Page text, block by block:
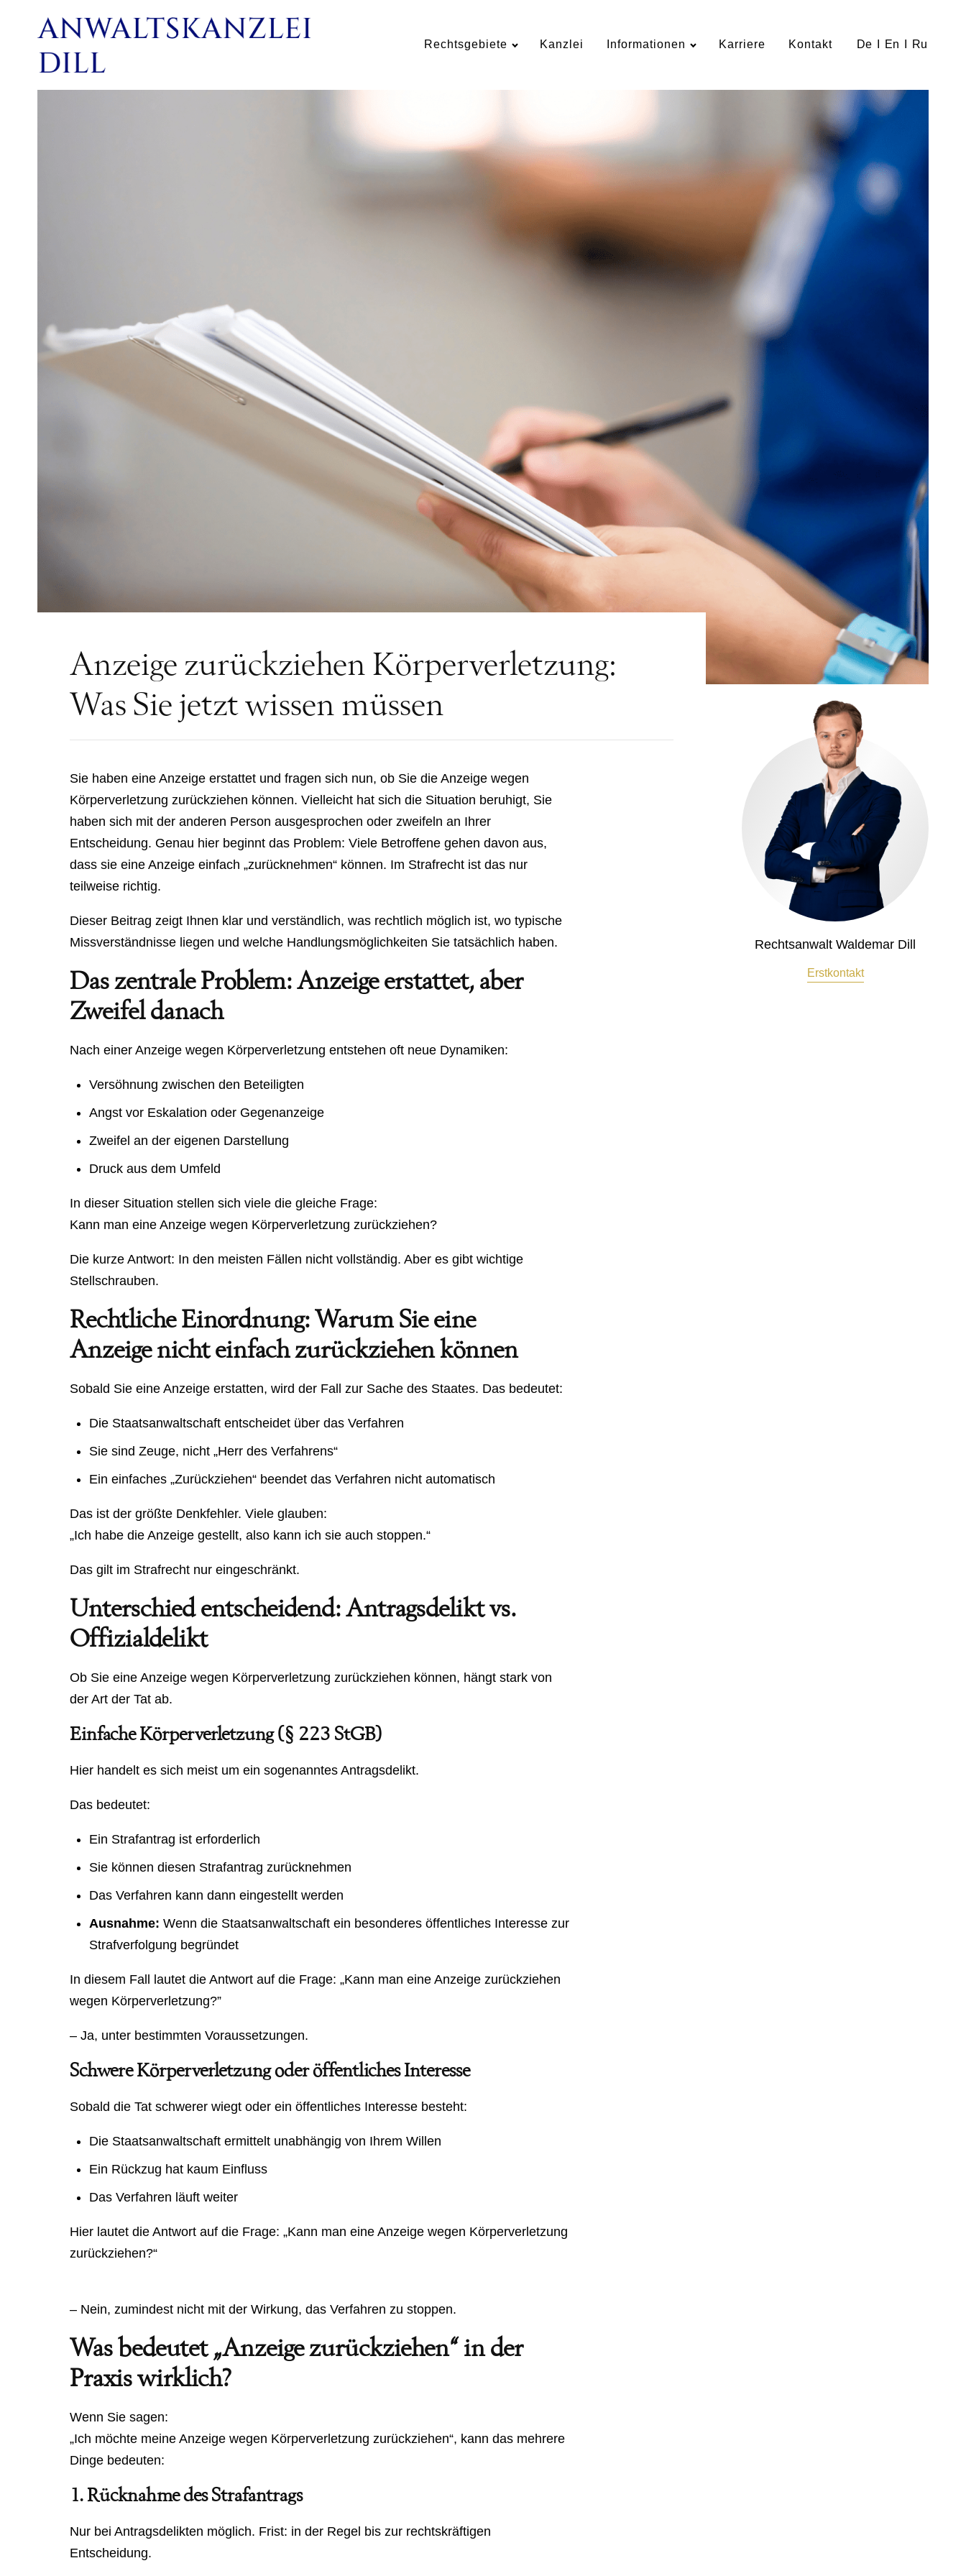
Rechtsgebiete Kanzlei Informationen Karriere Kontakt De En Ru
Anzeige zurückziehen Körperverletzung:
Was Sie jetzt wissen müssen
Sie haben eine Anzeige erstattet und fragen sich nun, ob Sie die Anzeige wegen
Körperverletzung zurückziehen können. Vielleicht hat sich die Situation beruhigt, Sie
haben sich mit der anderen Person ausgesprochen oder zweifeln an Ihrer
Entscheidung. Genau hier beginnt das Problem: Viele Betroffene gehen davon aus,
dass sie eine Anzeige einfach „zurücknehmen“ können. Im Strafrecht ist das nur
teilweise richtig.
Dieser Beitrag zeigt Ihnen klar und verständlich, was rechtlich möglich ist, wo typische
Missverständnisse liegen und welche Handlungsmöglichkeiten Sie tatsächlich haben.
Das zentrale Problem: Anzeige erstattet, aber
Zweifel danach
Nach einer Anzeige wegen Körperverletzung entstehen oft neue Dynamiken:
Versöhnung zwischen den Beteiligten
Angst vor Eskalation oder Gegenanzeige
Zweifel an der eigenen Darstellung
Druck aus dem Umfeld
In dieser Situation stellen sich viele die gleiche Frage:
Kann man eine Anzeige wegen Körperverletzung zurückziehen?
Die kurze Antwort: In den meisten Fällen nicht vollständig. Aber es gibt wichtige
Stellschrauben.
Rechtliche Einordnung: Warum Sie eine
Anzeige nicht einfach zurückziehen können
Sobald Sie eine Anzeige erstatten, wird der Fall zur Sache des Staates. Das bedeutet:
Die Staatsanwaltschaft entscheidet über das Verfahren
Sie sind Zeuge, nicht „Herr des Verfahrens“
Ein einfaches „Zurückziehen“ beendet das Verfahren nicht automatisch
Das ist der größte Denkfehler. Viele glauben:
„Ich habe die Anzeige gestellt, also kann ich sie auch stoppen.“
Das gilt im Strafrecht nur eingeschränkt.
Unterschied entscheidend: Antragsdelikt vs.
Offizialdelikt
Ob Sie eine Anzeige wegen Körperverletzung zurückziehen können, hängt stark von
der Art der Tat ab.
Einfache Körperverletzung (§ 223 StGB)
Hier handelt es sich meist um ein sogenanntes Antragsdelikt.
Das bedeutet:
Ein Strafantrag ist erforderlich
Sie können diesen Strafantrag zurücknehmen
Das Verfahren kann dann eingestellt werden
Ausnahme: Wenn die Staatsanwaltschaft ein besonderes öffentliches Interesse zur
Strafverfolgung begründet
In diesem Fall lautet die Antwort auf die Frage: „Kann man eine Anzeige zurückziehen
wegen Körperverletzung?”
– Ja, unter bestimmten Voraussetzungen.
Schwere Körperverletzung oder öffentliches Interesse
Sobald die Tat schwerer wiegt oder ein öffentliches Interesse besteht:
Die Staatsanwaltschaft ermittelt unabhängig von Ihrem Willen
Ein Rückzug hat kaum Einfluss
Das Verfahren läuft weiter
Hier lautet die Antwort auf die Frage: „Kann man eine Anzeige wegen Körperverletzung
zurückziehen?“
– Nein, zumindest nicht mit der Wirkung, das Verfahren zu stoppen.
Was bedeutet „Anzeige zurückziehen“ in der
Praxis wirklich?
Wenn Sie sagen:
„Ich möchte meine Anzeige wegen Körperverletzung zurückziehen“, kann das mehrere
Dinge bedeuten:
1. Rücknahme des Strafantrags
Nur bei Antragsdelikten möglich. Frist: in der Regel bis zur rechtskräftigen
Entscheidung.
Rechtsanwalt Waldemar Dill
Erstkontakt